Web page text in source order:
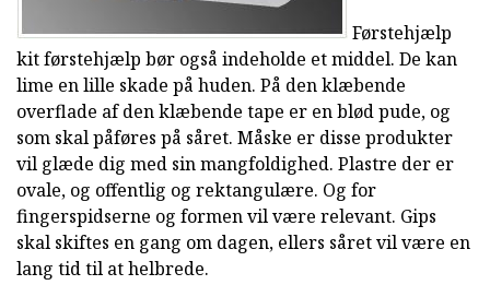
Førstehjælp
kit førstehjælp bør også indeholde et middel. De kan
lime en lille skade på huden. På den klæbende
overflade af den klæbende tape er en blød pude, og
som skal påføres på såret. Måske er disse produkter
vil glæde dig med sin mangfoldighed. Plastre der er
ovale, og offentlig og rektangulære. Og for
fingerspidserne og formen vil være relevant. Gips
skal skiftes en gang om dagen, ellers såret vil være en
lang tid til at helbrede.